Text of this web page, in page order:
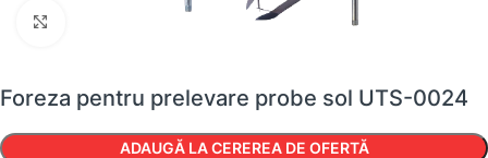
Foreza pentru prelevare probe sol UTS-0024
ADAUGĂ LA CEREREA DE OFERTĂ